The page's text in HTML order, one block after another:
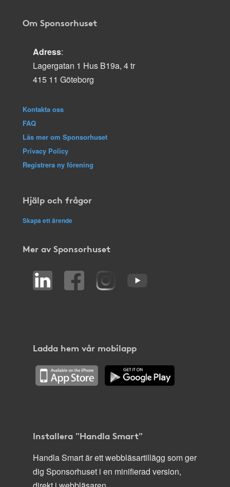
Om Sponsorhuset
Adress:
Lagergatan 1 Hus B19a, 4 tr
415 11 Göteborg
Kontakta oss
FAQ
Läs mer om Sponsorhuset
Privacy Policy
Registrera ny förening
Hjälp och frågor
Skapa ett ärende
Mer av Sponsorhuset
Ladda hem vår mobilapp
Installera "Handla Smart"
Handla Smart är ett webbläsartillägg som ger
dig Sponsorhuset i en minifierad version,